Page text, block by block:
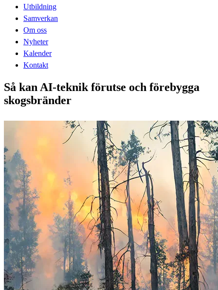
Utbildning
Samverkan
Om oss
Nyheter
Kalender
Kontakt
Så kan AI-teknik förutse och förebygga
skogsbränder